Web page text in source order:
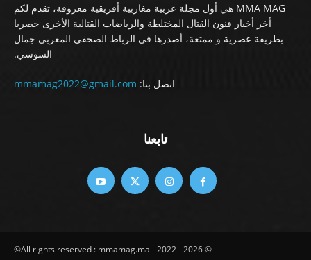
MMA MAG هي أول مجلة عربية مغاربية أفريقية معروفة، تقدم لكم
أخر أخبار فنون القتال المختلطة والرياضات القتالية الأخرى حصريا
بطريقة عصرية و ممتعة، أصدرها في الرباط الصحفي المغربي جمال
السوسي.
اتصل بنا: mmamag2022@gmail.com
تابعنا
© All rights reserved : mmamag.ma - 2022 - 2026©